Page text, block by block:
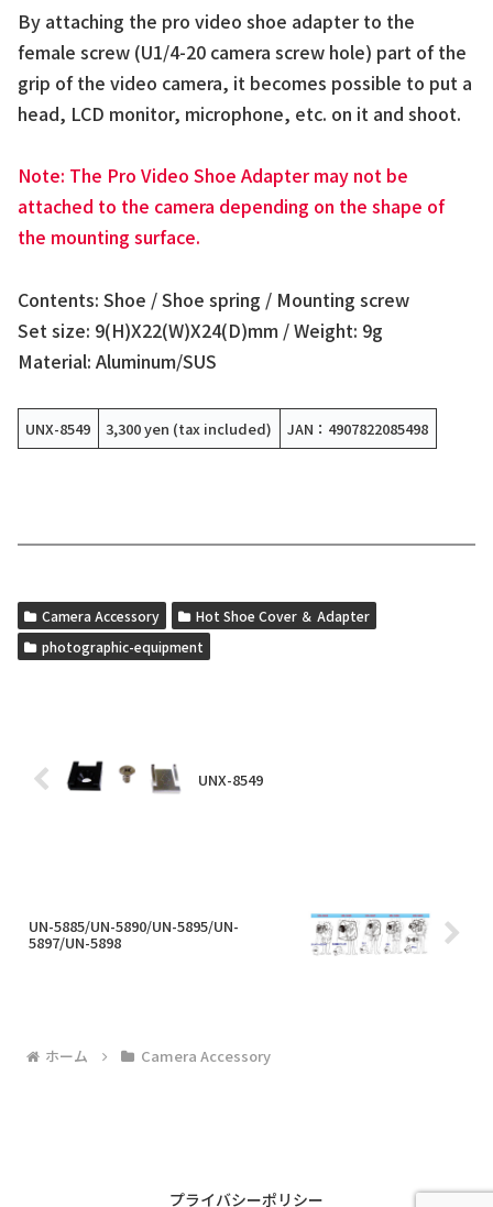
By attaching the pro video shoe adapter to the
female screw (U1/4-20 camera screw hole) part of the
grip of the video camera, it becomes possible to put a
head, LCD monitor, microphone, etc. on it and shoot.
Note: The Pro Video Shoe Adapter may not be
attached to the camera depending on the shape of
the mounting surface.
Contents: Shoe / Shoe spring / Mounting screw
Set size: 9(H)X22(W)X24(D)mm / Weight: 9g
Material: Aluminum/SUS
UNX-8549 3,300 yen (tax included) JAN：4907822085498
Camera Accessory
Hot Shoe Cover ＆ Adapter
photographic-equipment
UNX-8549
UN-5885/UN-5890/UN-5895/UN-
5897/UN-5898
ホーム Camera Accessory
プライバシーポリシー